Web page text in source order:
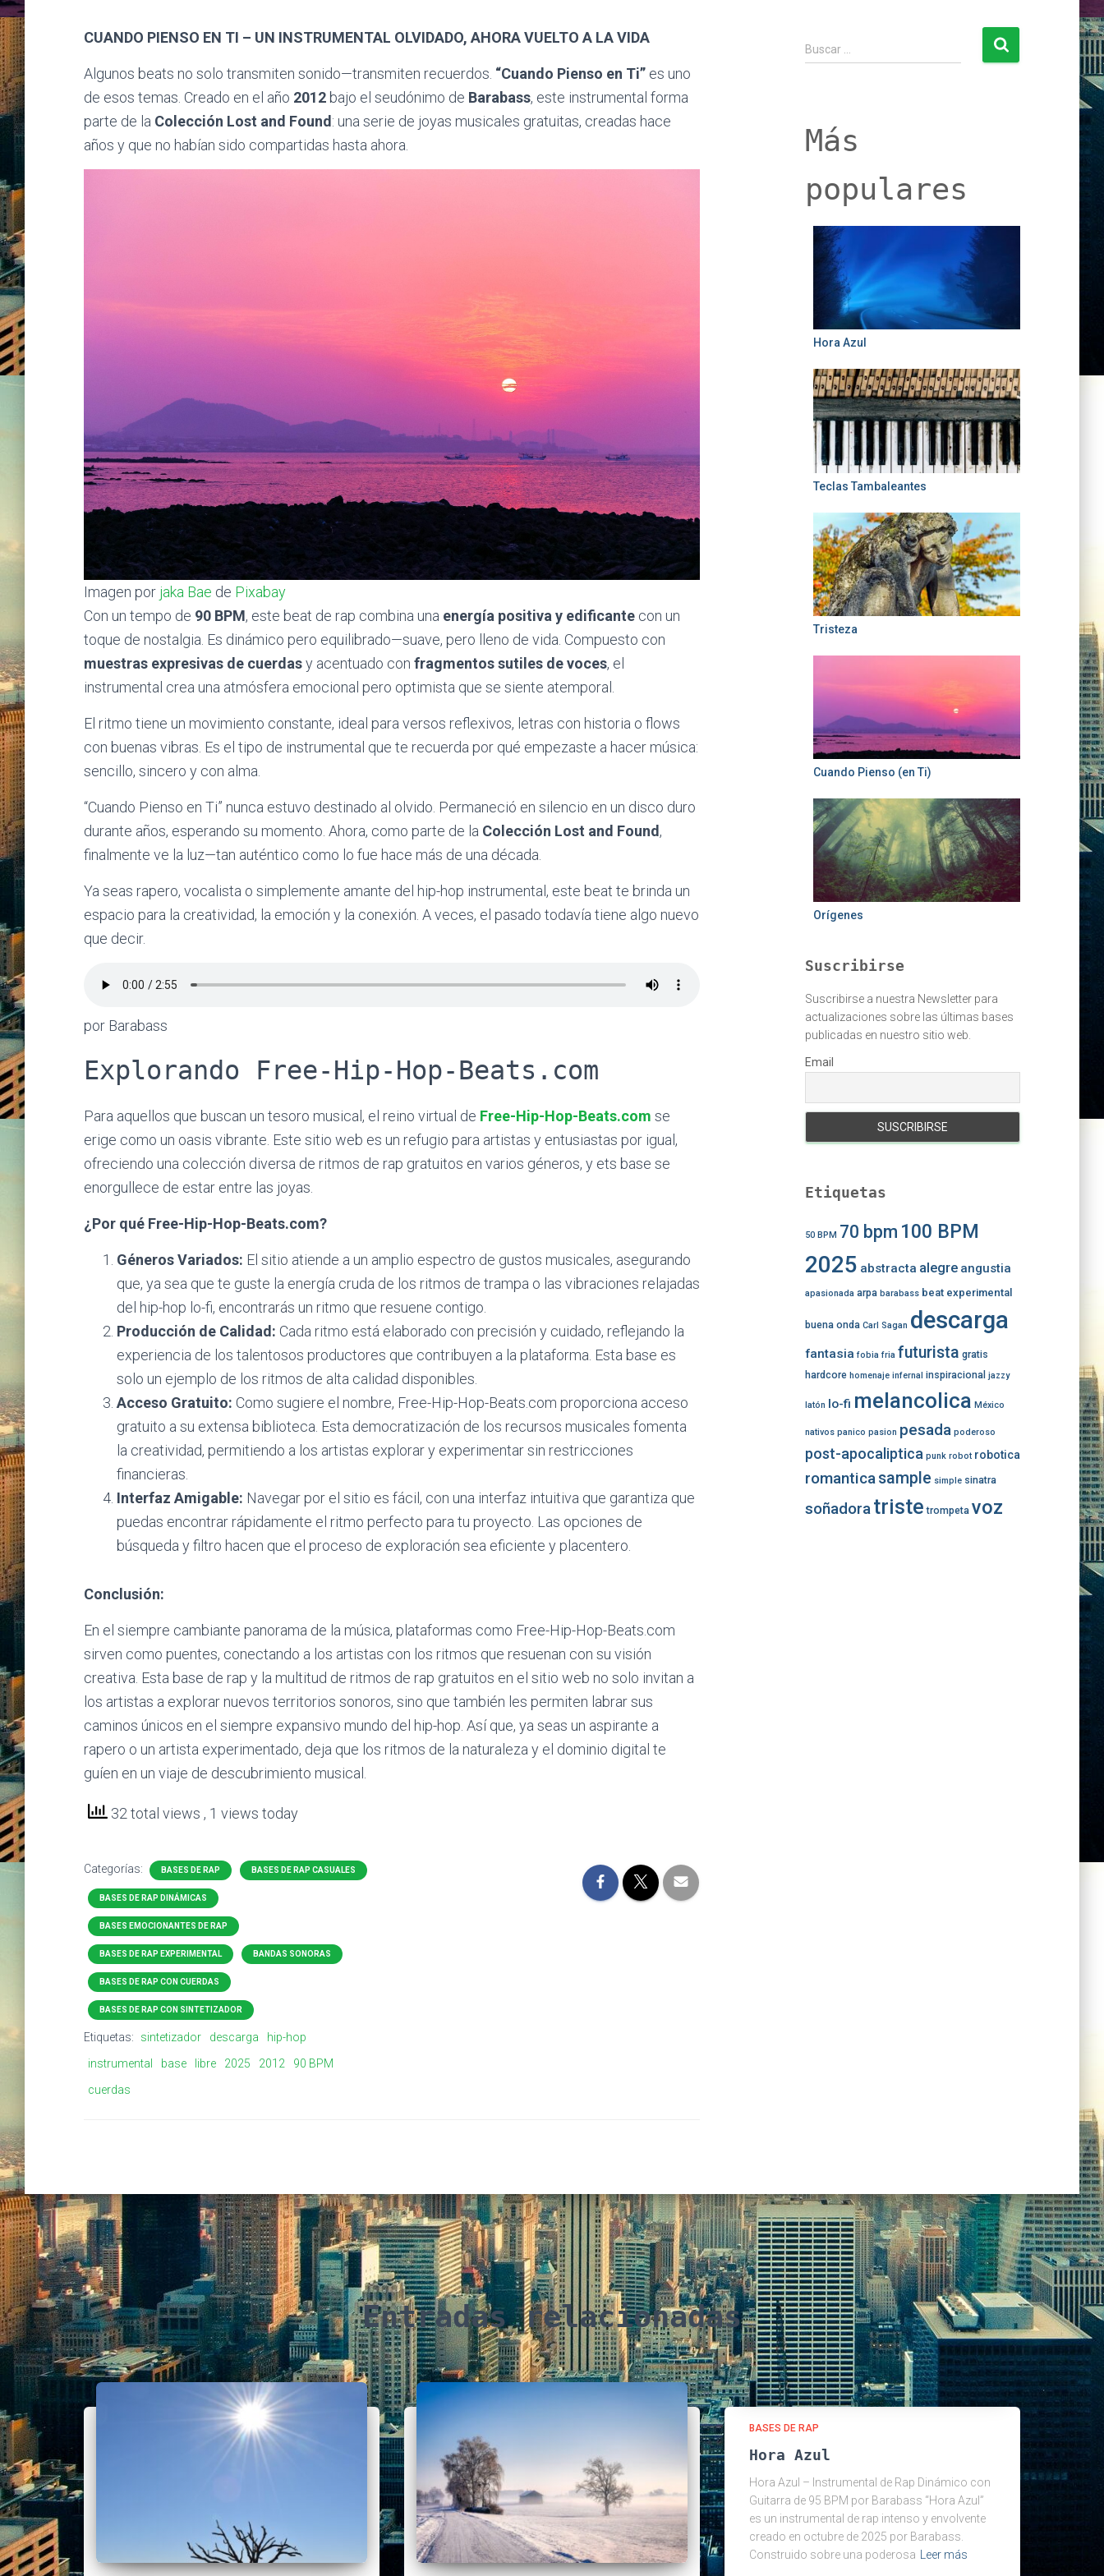
CUANDO PIENSO EN TI – UN INSTRUMENTAL OLVIDADO, AHORA VUELTO A LA VIDA
Algunos beats no solo transmiten sonido—transmiten recuerdos. “Cuando Pienso en Ti” es uno
de esos temas. Creado en el año 2012 bajo el seudónimo de Barabass, este instrumental forma
parte de la Colección Lost and Found : una serie de joyas musicales gratuitas, creadas hace
años y que no habían sido compartidas hasta ahora.
Imagen por jaka Bae de Pixabay
Con un tempo de 90 BPM, este beat de rap combina una energía positiva y edificante con un
toque de nostalgia. Es dinámico pero equilibrado—suave, pero lleno de vida. Compuesto con
muestras expresivas de cuerdasy acentuado con fragmentos sutiles de voces, el
instrumental crea una atmósfera emocional pero optimista que se siente atemporal.
El ritmo tiene un movimiento constante, ideal para versos reflexivos, letras con historia o flows
con buenas vibras. Es el tipo de instrumental que te recuerda por qué empezaste a hacer música:
sencillo, sincero y con alma.
“Cuando Pienso en Ti” nunca estuvo destinado al olvido. Permaneció en silencio en un disco duro
durante años, esperando su momento. Ahora, como parte de la Colección Lost and Found,
finalmente ve la luz—tan auténtico como lo fue hace más de una década.
Ya seas rapero, vocalista o simplemente amante del hip-hop instrumental, este beat te brinda un
espacio para la creatividad, la emoción y la conexión. A veces, el pasado todavía tiene algo nuevo
que decir.
por Barabass
Explorando Free-Hip-Hop-Beats.com
Para aquellos que buscan un tesoro musical, el reino virtual de Free-Hip-Hop-Beats.com se
erige como un oasis vibrante. Este sitio web es un refugio para artistas y entusiastas por igual,
ofreciendo una colección diversa de ritmos de rap gratuitos en varios géneros, y ets base se
enorgullece de estar entre las joyas.
¿Por qué Free-Hip-Hop-Beats.com?
Géneros Variados: El sitio atiende a un amplio espectro de gustos musicales, asegurando
que, ya sea que te guste la energía cruda de los ritmos de trampa o las vibraciones relajadas
del hip-hop lo-fi, encontrarás un ritmo que resuene contigo.
Producción de Calidad: Cada ritmo está elaborado con precisión y cuidado, reflejando la
experiencia de los talentosos productores que contribuyen a la plataforma. Esta base es
solo un ejemplo de los ritmos de alta calidad disponibles.
Acceso Gratuito: Como sugiere el nombre, Free-Hip-Hop-Beats.com proporciona acceso
gratuito a su extensa biblioteca. Esta democratización de los recursos musicales fomenta
la creatividad, permitiendo a los artistas explorar y experimentar sin restricciones
financieras.
Interfaz Amigable: Navegar por el sitio es fácil, con una interfaz intuitiva que garantiza que
puedas encontrar rápidamente el ritmo perfecto para tu proyecto. Las opciones de
búsqueda y filtro hacen que el proceso de exploración sea eficiente y placentero.
Conclusión:
En el siempre cambiante panorama de la música, plataformas como Free-Hip-Hop-Beats.com
sirven como puentes, conectando a los artistas con los ritmos que resuenan con su visión
creativa. Esta base de rap y la multitud de ritmos de rap gratuitos en el sitio web no solo invitan a
los artistas a explorar nuevos territorios sonoros, sino que también les permiten labrar sus
caminos únicos en el siempre expansivo mundo del hip-hop. Así que, ya seas un aspirante a
rapero o un artista experimentado, deja que los ritmos de la naturaleza y el dominio digital te
guíen en un viaje de descubrimiento musical.
32 total views , 1 views today
Categorías: BASES DE RAP BASES DE RAP CASUALES
BASES DE RAP DINÁMICAS
BASES EMOCIONANTES DE RAP
BASES DE RAP EXPERIMENTAL BANDAS SONORAS
BASES DE RAP CON CUERDAS
BASES DE RAP CON SINTETIZADOR
Etiquetas: sintetizador descarga
hip-hop
instrumental
base libre 2025 2012
90 BPM
cuerdas
u
Buscar …
Más
populares
Hora Azul
Teclas Tambaleantes
Tristeza
Cuando Pienso (en Ti)
Orígenes
Suscribirse
Suscribirse a nuestra Newsletter para
actualizaciones sobre las últimas bases
publicadas en nuestro sitio web.
Email
Etiquetas
50 BPM 70 bpm 100 BPM
2025 abstracta alegre angustia
apasionada arpa barabass beat experimental
buena onda Carl Sagan descarga
fantasia fobia fria futurista gratis
hardcore homenaje infernal inspiracional jazzy
latón lo-fi melancolica México
nativos panico pasion pesada poderoso
post-apocaliptica punk robot robotica
romanticasample simple sinatra
soñadora triste trompeta voz
Entradas relacionadas
BASES DE RAP
Hora Azul
Hora Azul – Instrumental de Rap Dinámico con
Guitarra de 95 BPM por Barabass “Hora Azul”
es un instrumental de rap intenso y envolvente
creado en octubre de 2025 por Barabass.
Construido sobre una poderosa
Leer más